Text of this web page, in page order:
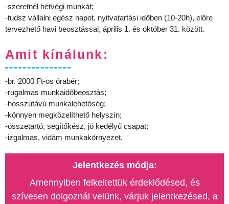
-szeretnél hétvégi munkát;
-tudsz vállalni egész napot, nyitvatartási időben (10-20h), előre
tervezhető havi beosztással, április 1. és október 31. között.
Amit kínálunk:
-br. 2000 Ft-os órabér;
-rugalmas munkaidőbeosztás;
-hosszútávú munkalehetőség;
-könnyen megközelíthető helyszín;
-összetartó, segítőkész, jó kedélyű csapat;
-izgalmas, vidám munkakörnyezet.
Jelentkezés módja:
Amennyiben felkeltettük érdeklődésed, és
szívesen dolgoznál velünk, várjuk jelentkezésed, a